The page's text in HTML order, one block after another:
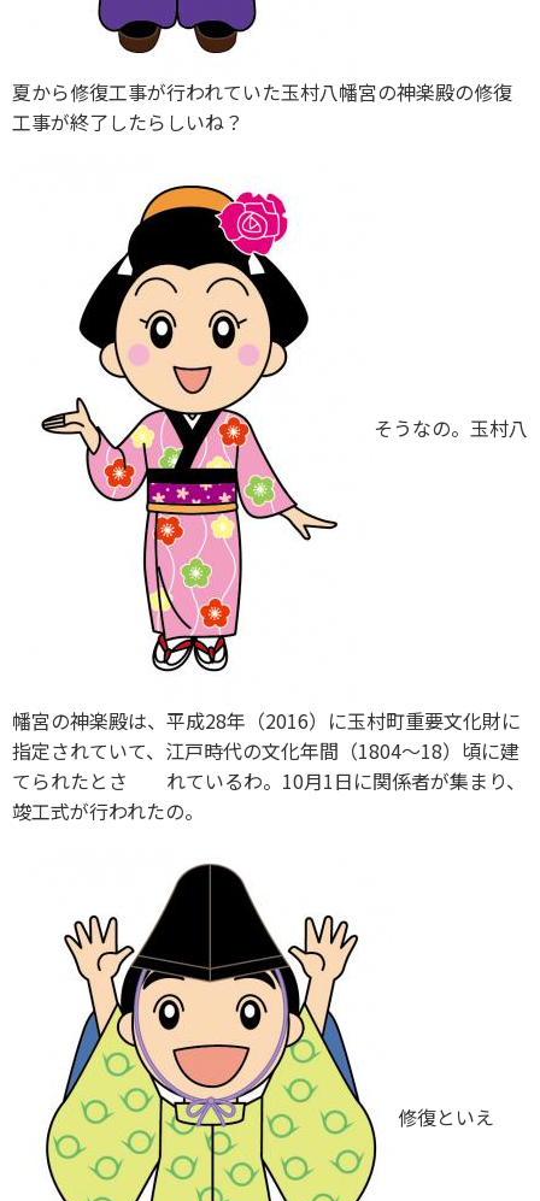
夏から修復工事が行われていた玉村八幡宮の神楽殿の修復
工事が終了したらしいね？
そうなの。玉村八
幡宮の神楽殿は、平成28年（2016）に玉村町重要文化財に
指定されていて、江戸時代の文化年間（1804～18）頃に建
てられたとさ れているわ。10月1日に関係者が集まり、
竣工式が行われたの。
修復といえ